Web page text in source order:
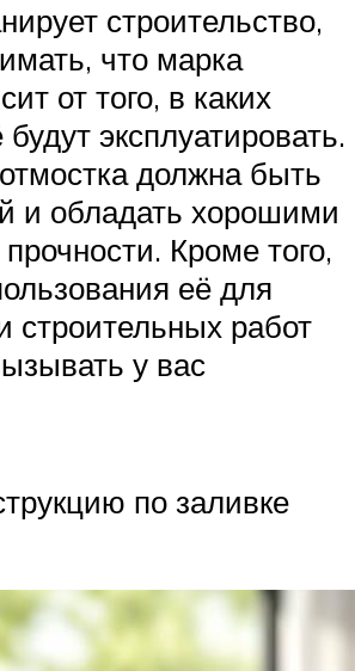
строительство,
что марка
от того, в каких
эксплуатировать.
должна быть
и обладать хорошими
Кроме того,
её для
строительных работ
у вас
по заливке